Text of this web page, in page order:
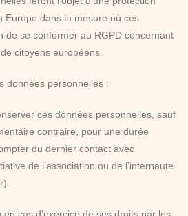
Europe dans la mesure où ces
de se conformer au RGPD concernant
citoyens européens.
données personnelles :
ces données personnelles, sauf
contraire, pour une durée
du dernier contact avec
de l’association ou de l’internaute